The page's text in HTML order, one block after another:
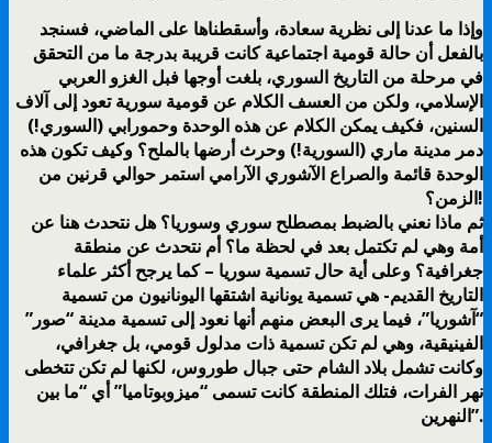
وإذا ما عدنا إلى نظرية سعادة، وأسقطناها على الماضي، فسنجد
بالفعل أن حالة قومية اجتماعية كانت قريبة بدرجة ما من التحقق
في مرحلة من التاريخ السوري، بلغت أوجها فبل الغزو العربي
الإسلامي، ولكن من العسف الكلام عن قومية سورية تعود إلى آلاف
السنين، فكيف يمكن الكلام عن هذه الوحدة وحمورابي (السوري!)
دمر مدينة ماري (السورية!) وحرث أرضها بالملح؟ وكيف تكون هذه
الوحدة قائمة والصراع الآشوري الآرامي استمر حوالي قرنين من
الزمن؟!
ثم ماذا نعني بالضبط بمصطلح سوري وسوريا؟ هل نتحدث هنا عن
أمة وهي لم تكتمل بعد في لحظة ما؟ أم نتحدث عن منطقة
جغرافية؟ وعلى أية حال تسمية سوريا – كما يرجح أكثر علماء
التاريخ القديم- هي تسمية يونانية اشتقها اليونانيون من تسمية
“آشوريا”، فيما يرى البعض منهم أنها نعود إلى تسمية مدينة “صور”
الفينيقية، وهي لم تكن تسمية ذات مدلول قومي، بل جغرافي،
وكانت تشمل بلاد الشام حتى جبال طوروس، لكنها لم تكن تتخطى
نهر الفرات، فتلك المنطقة كانت تسمى “ميزوبوتاميا” أي “ما بين
النهرين”.